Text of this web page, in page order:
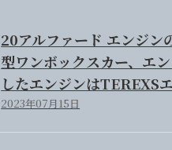
20アルファード エンジン
型ワンボックスカー、エ
したエンジンはTEREXS
2023年07月15日